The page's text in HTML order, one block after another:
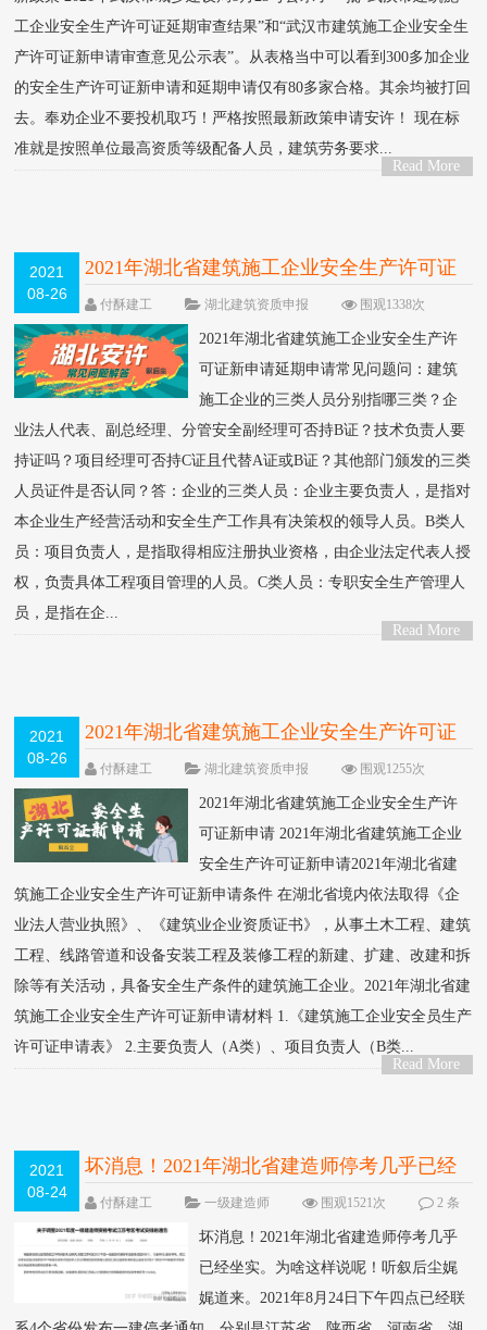
工企业安全生产许可证延期审查结果”和“武汉市建筑施工企业安全生
产许可证新申请审查意见公示表”。从表格当中可以看到300多加企业
的安全生产许可证新申请和延期申请仅有80多家合格。其余均被打回
去。奉劝企业不要投机取巧！严格按照最新政策申请安许！ 现在标
准就是按照单位最高资质等级配备人员，建筑劳务要求...
Read More
2021
08-26
2021年湖北省建筑施工企业安全生产许可证
新申请延期申请常见问题
付酥建工 湖北建筑资质申报
围观1338次
5 条评论
2021年湖北省建筑施工企业安全生产许
可证新申请延期申请常见问题问：建筑
施工企业的三类人员分别指哪三类？企
业法人代表、副总经理、分管安全副经理可否持B证？技术负责人要
持证吗？项目经理可否持C证且代替A证或B证？其他部门颁发的三类
人员证件是否认同？答：企业的三类人员：企业主要负责人，是指对
本企业生产经营活动和安全生产工作具有决策权的领导人员。B类人
员：项目负责人，是指取得相应注册执业资格，由企业法定代表人授
权，负责具体工程项目管理的人员。C类人员：专职安全生产管理人
员，是指在企...
Read More
2021
08-26
2021年湖北省建筑施工企业安全生产许可证
新申请
付酥建工 湖北建筑资质申报
围观1255次
3 条评论
2021年湖北省建筑施工企业安全生产许
可证新申请 2021年湖北省建筑施工企业
安全生产许可证新申请2021年湖北省建
筑施工企业安全生产许可证新申请条件 在湖北省境内依法取得《企
业法人营业执照》、《建筑业企业资质证书》，从事土木工程、建筑
工程、线路管道和设备安装工程及装修工程的新建、扩建、改建和拆
除等有关活动，具备安全生产条件的建筑施工企业。2021年湖北省建
筑施工企业安全生产许可证新申请材料 1.《建筑施工企业安全员生产
许可证申请表》 2.主要负责人（A类）、项目负责人（B类...
Read More
2021
08-24
坏消息！2021年湖北省建造师停考几乎已经
坐实​
付酥建工 一级建造师 围观1521次
2 条
坏消息！2021年湖北省建造师停考几乎
已经坐实。为啥这样说呢！听叙后尘娓
娓道来。2021年8月24日下午四点已经联